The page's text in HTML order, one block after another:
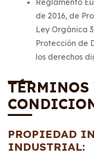
de 2016, de
Ley Orgánica
Protección de
los derechos
TÉRMINOS
PROPIEDAD
INDUSTRIAL: